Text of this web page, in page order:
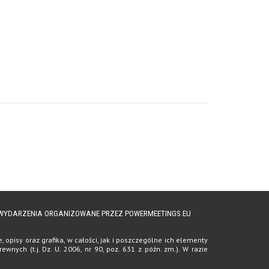
ORGANIZOWANE PRZEZ POWERMEETINGS.EU
oraz grafika, w całości, jak i poszczególne ich elementy
(t.j. Dz. U. 2006, nr 90, poz. 631 z późn. zm.). W razie